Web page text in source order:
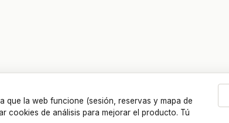
que la web funcione (sesión, reservas y mapa de
cookies de análisis para mejorar el producto. Tú